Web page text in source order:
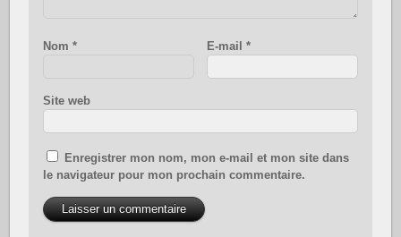
Nom * E-mail*
Site web
Enregistrer mon nom, mon e-mail et mon site dans
le navigateur pour mon prochain commentaire.